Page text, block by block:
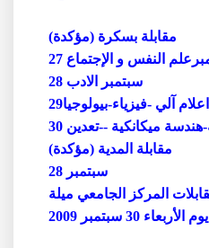
مقابلة بسكرة (مؤكدة)
28 سبتمبر الادب
اعلام آلي -فيزياء-بيولوجيا
هندسة ميكانكية --تعدين
مقابلة المدية (مؤكدة)
28 سبتمبر
المركز الجامعي ميلة
يوم الأربعاء 30 سبتمبر 2009